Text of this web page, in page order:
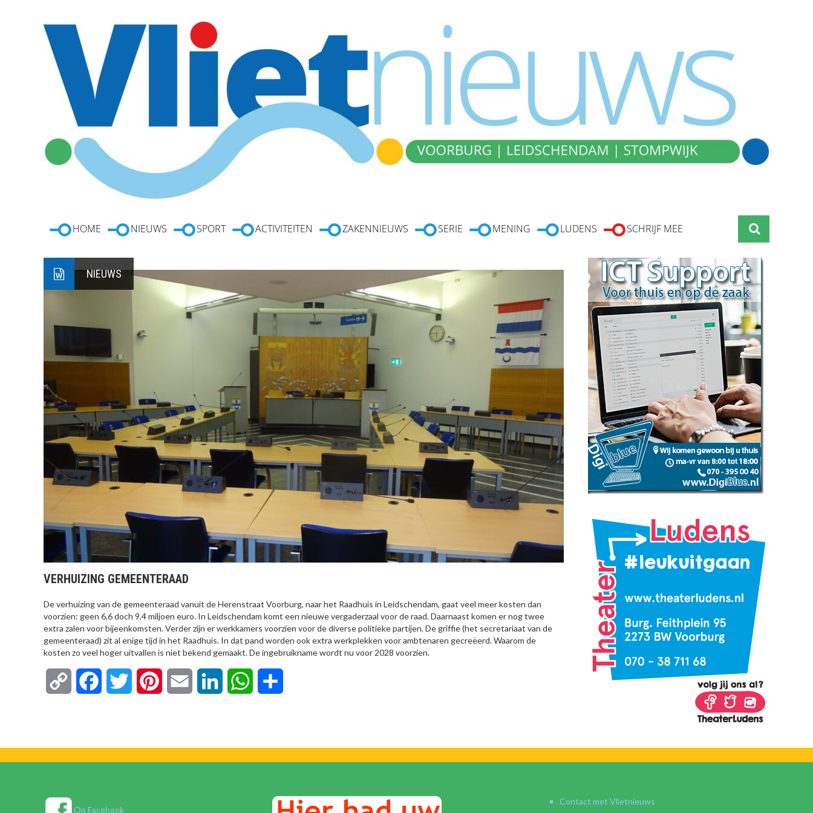
HOME NIEUWS SPORT ACTIVITEITEN ZAKENNIEUWS SERIE MENING LUDENS SCHRIJF MEE
NIEUWS
VERHUIZING GEMEENTERAAD
De verhuizing van de gemeenteraad vanuit de Herenstraat Voorburg, naar het Raadhuis in Leidschendam, gaat veel meer kosten dan
voorzien: geen 6,6 doch 9,4 miljoen euro. In Leidschendam komt een nieuwe vergaderzaal voor de raad. Daarnaast komen er nog twee
extra zalen voor bijeenkomsten. Verder zijn er werkkamers voorzien voor de diverse politieke partijen. De griffie (het secretariaat van de
gemeenteraad) zit al enige tijd in het Raadhuis. In dat pand worden ook extra werkplekken voor ambtenaren gecreëerd. Waarom de
kosten zo veel hoger uitvallen is niet bekend gemaakt. De ingebruikname wordt nu voor 2028 voorzien.
Copy FacebookTwitter Pinterest Email LinkedIn WhatsApp
Op Facebook
Contact met Vlietnieuws